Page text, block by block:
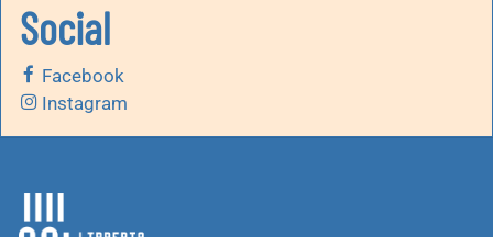
Social
Facebook
Instagram